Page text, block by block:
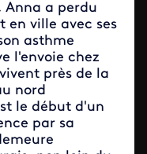
Anna a perdu
en ville avec ses
asthme
l'envoie chez
près de la
nord
le début d'un
par sa